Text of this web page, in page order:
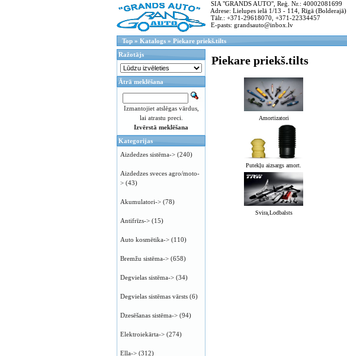
SIA "GRANDS AUTO", Reģ. Nr.: 40002081699
Adrese: Lielupes ielā 1/13 - 114, Rīgā (Bolderajā)
Tālr.: +371-29618070, +371-22334457
E-pasts: grandsauto@inbox.lv
Top » Katalogs » Piekare priekš.tilts
Piekare priekš.tilts
Amortizatori
Putekļu aizsargs amort.
Svira,Lodbalsts
Ražotājs
Ātrā meklēšana
Izmantojiet atslēgas vārdus,
lai atrastu preci.
Izvērstā meklēšana
Kategorijas
Aizdedzes sistēma-> (240)
Aizdedzes sveces agro/moto-
> (43)
Akumulatori-> (78)
Antifrīzs-> (15)
Auto kosmētika-> (110)
Bremžu sistēma-> (658)
Degvielas sistēma-> (34)
Degvielas sistēmas vārsts (6)
Dzesēšanas sistēma-> (94)
Elektroiekārta-> (274)
Eļļa-> (312)